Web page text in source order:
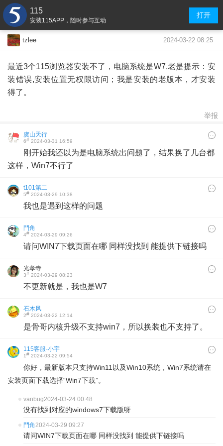
115
安装115APP，随时参与互动
打开
tzlee 2024-03-22 08:25
最近3个115浏览器安装不了，电脑系统是W7,老是提示：安
装错误,安装位置无权限访问；我是安装的老版本，才安装
得了。
举报
虞山天行
6# 2024-03-31 16:59
刚开始我还以为是电脑系统出问题了，结果换了几台都
这样，Win7不行了
t101第二
5# 2024-03-29 10:38
我也是遇到这样的问题
鬥角
4# 2024-03-29 09:26
请问WIN7下载页面在哪 同样没找到 能提供下链接吗
光孝寺
3# 2024-03-29 08:23
不更新就是，我也是W7
石木风
2# 2024-03-22 12:14
是骨哥内核升级不支持win7，所以换装也不支持了。
115客服-小宇
1# 2024-03-22 09:54
你好，最新版本只支持Win11以及Win10系统，Win7系统请在
安装页面下载选择“Win7下载”。
vanbug2024-03-24 00:48
没有找到对应的windows7下载版呀
鬥角2024-03-29 09:27
请问WIN7下载页面在哪 同样没找到 能提供下链接吗